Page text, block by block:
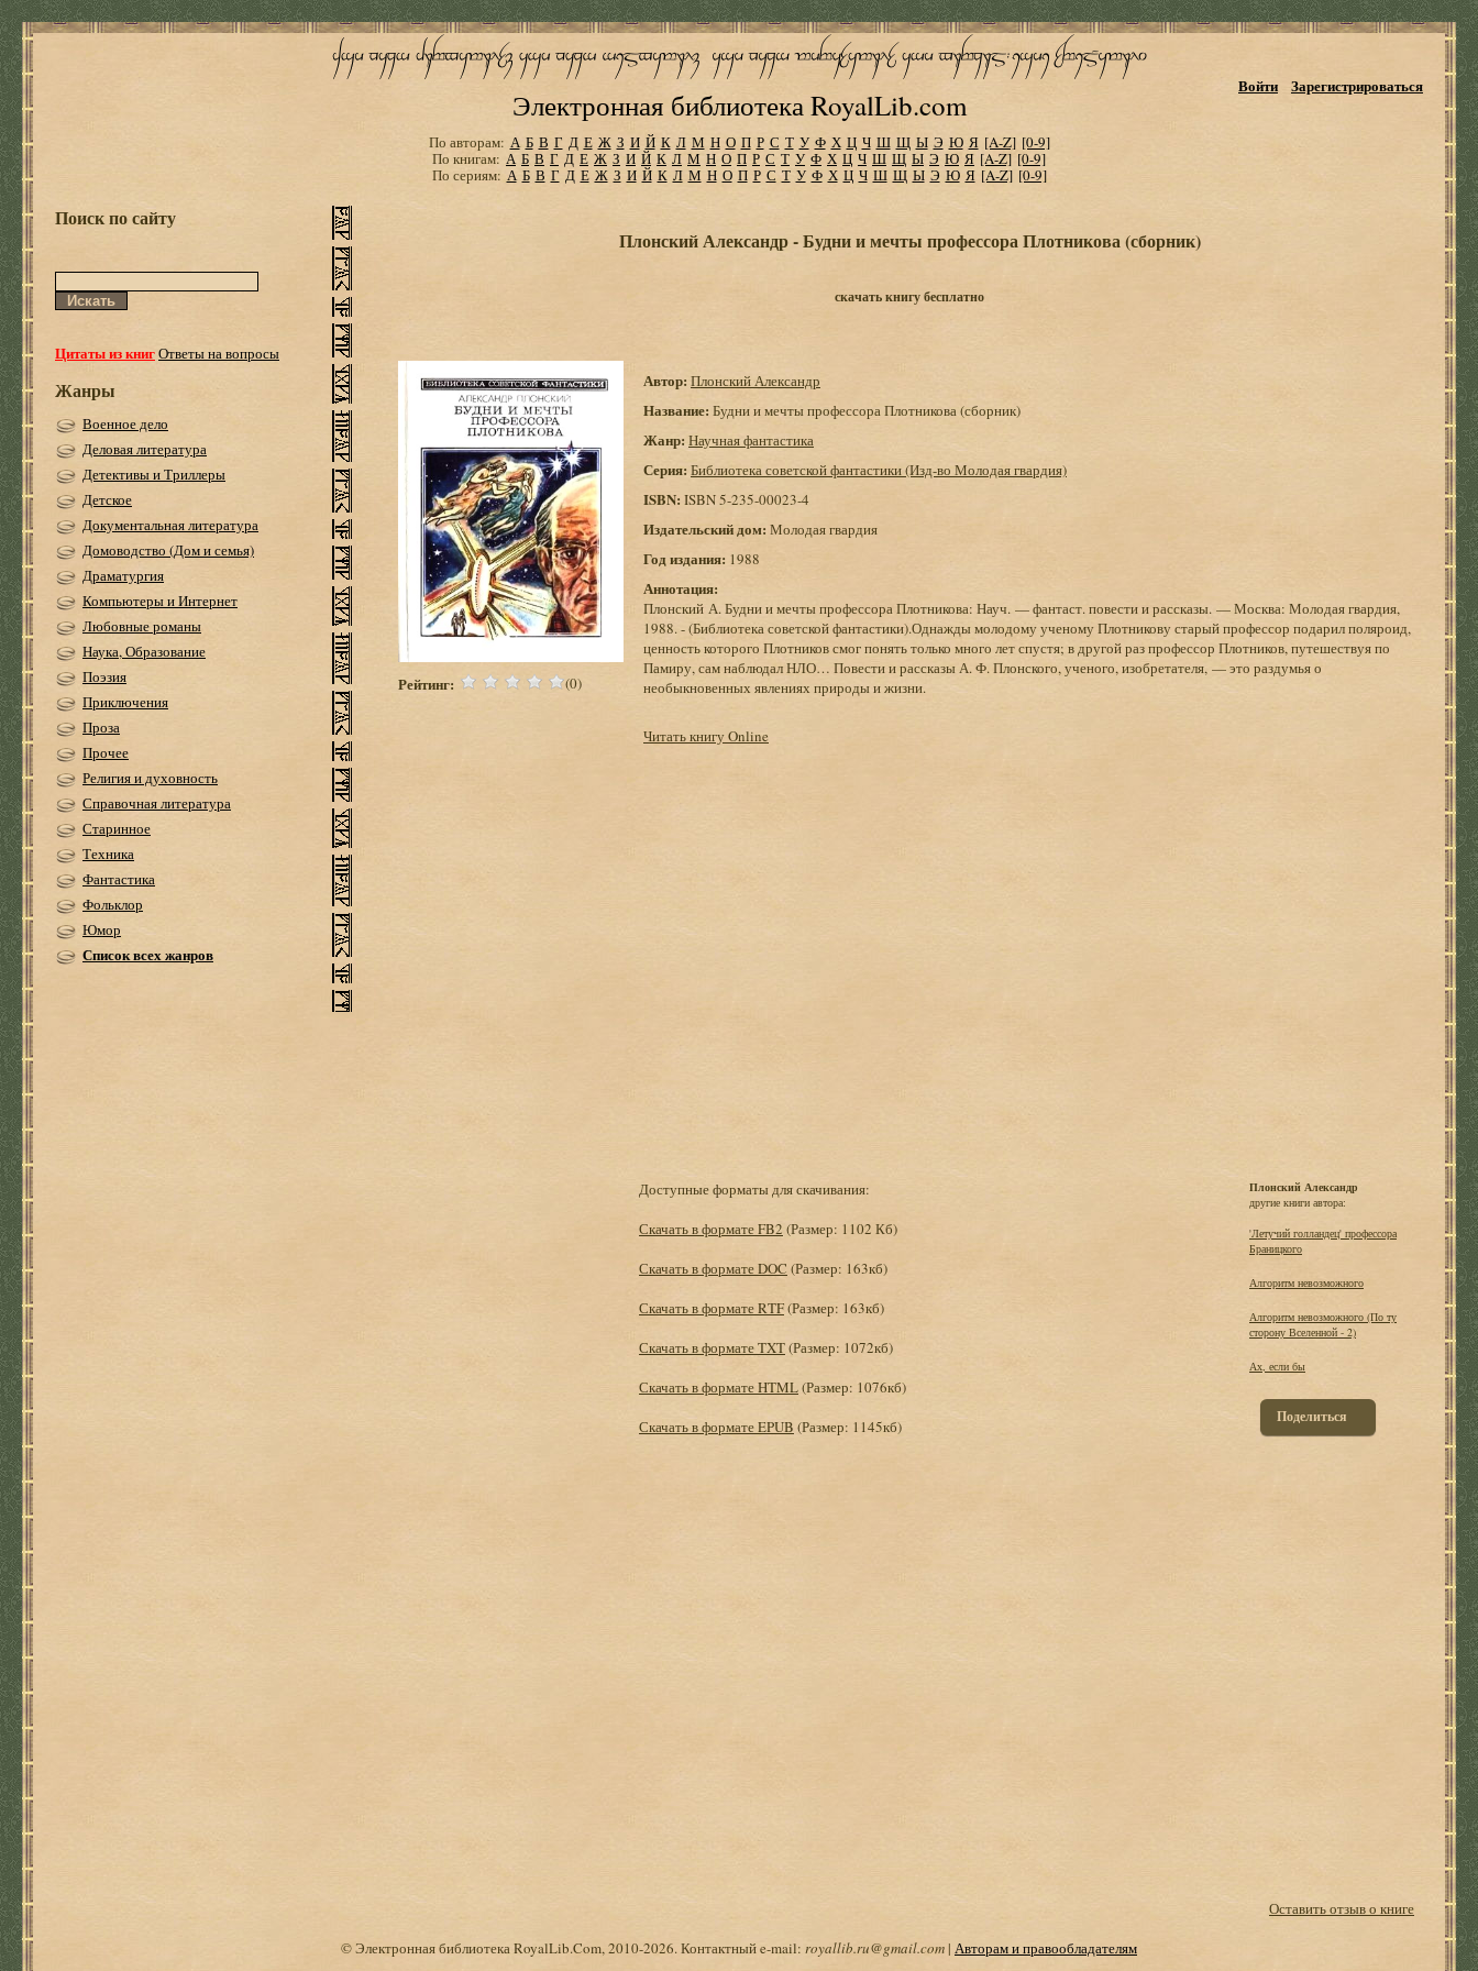
Электронная библиотека RoyalLib.com
Войти Зарегистрироваться
По авторам: А Б В Г Д Е Ж З И Й К Л М Н О П Р С Т У Ф Х Ц Ч Ш Щ Ы Э Ю Я [A-Z] [0-9]
По книгам: А Б В Г Д Е Ж З И Й К Л М Н О П Р С Т У Ф Х Ц Ч Ш Щ Ы Э Ю Я [A-Z] [0-9]
По сериям: А Б В Г Д Е Ж З И Й К Л М Н О П Р С Т У Ф Х Ц Ч Ш Щ Ы Э Ю Я [A-Z] [0-9]
Поиск по сайту
Цитаты из книгОтветы на вопросы
Жанры
Военное дело
Деловая литература
Детективы и Триллеры
Детское
Документальная литература
Домоводство (Дом и семья)
Драматургия
Компьютеры и Интернет
Любовные романы
Наука, Образование
Поэзия
Приключения
Проза
Прочее
Религия и духовность
Справочная литература
Старинное
Техника
Фантастика
Фольклор
Юмор
Список всех жанров
Плонский Александр - Будни и мечты профессора Плотникова (сборник)
скачать книгу бесплатно
Рейтинг: (0)
Автор: Плонский Александр
Название: Будни и мечты профессора Плотникова (сборник)
Жанр: Научная фантастика
Серия: Библиотека советской фантастики (Изд-во Молодая гвардия)
ISBN: ISBN 5-235-00023-4
Издательский дом: Молодая гвардия
Год издания: 1988
Аннотация:
Плонский А. Будни и мечты профессора Плотникова: Науч. — фантаст. повести и рассказы. — Москва: Молодая гвардия,
1988. - (Библиотека советской фантастики).Однажды молодому ученому Плотникову старый профессор подарил поляроид,
ценность которого Плотников смог понять только много лет спустя; в другой раз профессор Плотников, путешествуя по
Памиру, сам наблюдал НЛО… Повести и рассказы А. Ф. Плонского, ученого, изобретателя, — это раздумья о
необыкновенных явлениях природы и жизни.
Читать книгу Online
Доступные форматы для скачивания:
Скачать в формате FB2 (Размер: 1102 Кб)
Скачать в формате DOC (Размер: 163кб)
Скачать в формате RTF(Размер: 163кб)
Скачать в формате TXT(Размер: 1072кб)
Скачать в формате HTML(Размер: 1076кб)
Скачать в формате EPUB (Размер: 1145кб)
Плонский Александр
другие книги автора:
'Летучий голландец' профессора
Браницкого
Алгоритм невозможного
Алгоритм невозможного (По ту
сторону Вселенной - 2)
Ах, если бы
Поделиться
Оставить отзыв о книге
© Электронная библиотека RoyalLib.Com, 2010-2026. Контактный e-mail: royallib.ru@gmail.com| Авторам и правообладателям